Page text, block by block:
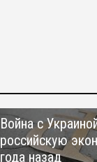
Война с
российскую
года назад